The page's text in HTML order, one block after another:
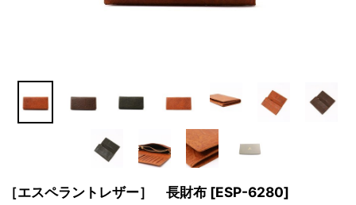
［エスペラントレザー］ 長財布 [ESP-6280]